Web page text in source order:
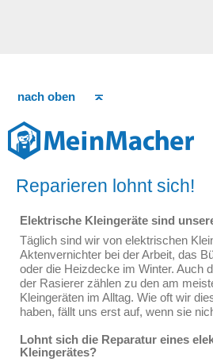
nach oben
Reparieren lohnt sich!
Elektrische Kleingeräte sind
Täglich sind wir von elektrischen
Aktenvernichter bei der Arbeit, das
oder die Heizdecke im Winter. Auch
der Rasierer zählen zu den am
Kleingeräten im Alltag. Wie oft wir
haben, fällt uns erst auf, wenn sie
Lohnt sich die Reparatur eines
Kleingerätes?